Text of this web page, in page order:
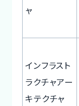
ャ
インフラスト
ラクチャアー
キテクチャ